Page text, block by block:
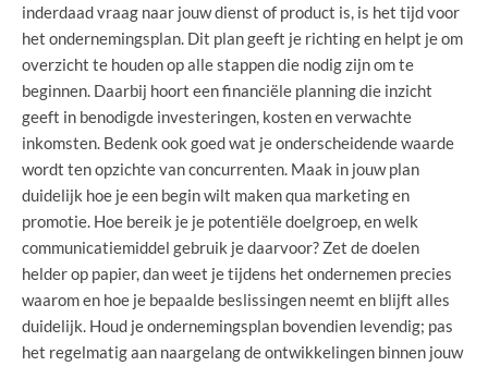
inderdaad vraag naar jouw dienst of product is, is het tijd voor
het ondernemingsplan. Dit plan geeft je richting en helpt je om
overzicht te houden op alle stappen die nodig zijn om te
beginnen. Daarbij hoort een financiële planning die inzicht
geeft in benodigde investeringen, kosten en verwachte
inkomsten. Bedenk ook goed wat je onderscheidende waarde
wordt ten opzichte van concurrenten. Maak in jouw plan
duidelijk hoe je een begin wilt maken qua marketing en
promotie. Hoe bereik je je potentiële doelgroep, en welk
communicatiemiddel gebruik je daarvoor? Zet de doelen
helder op papier, dan weet je tijdens het ondernemen precies
waarom en hoe je bepaalde beslissingen neemt en blijft alles
duidelijk. Houd je ondernemingsplan bovendien levendig; pas
het regelmatig aan naargelang de ontwikkelingen binnen jouw